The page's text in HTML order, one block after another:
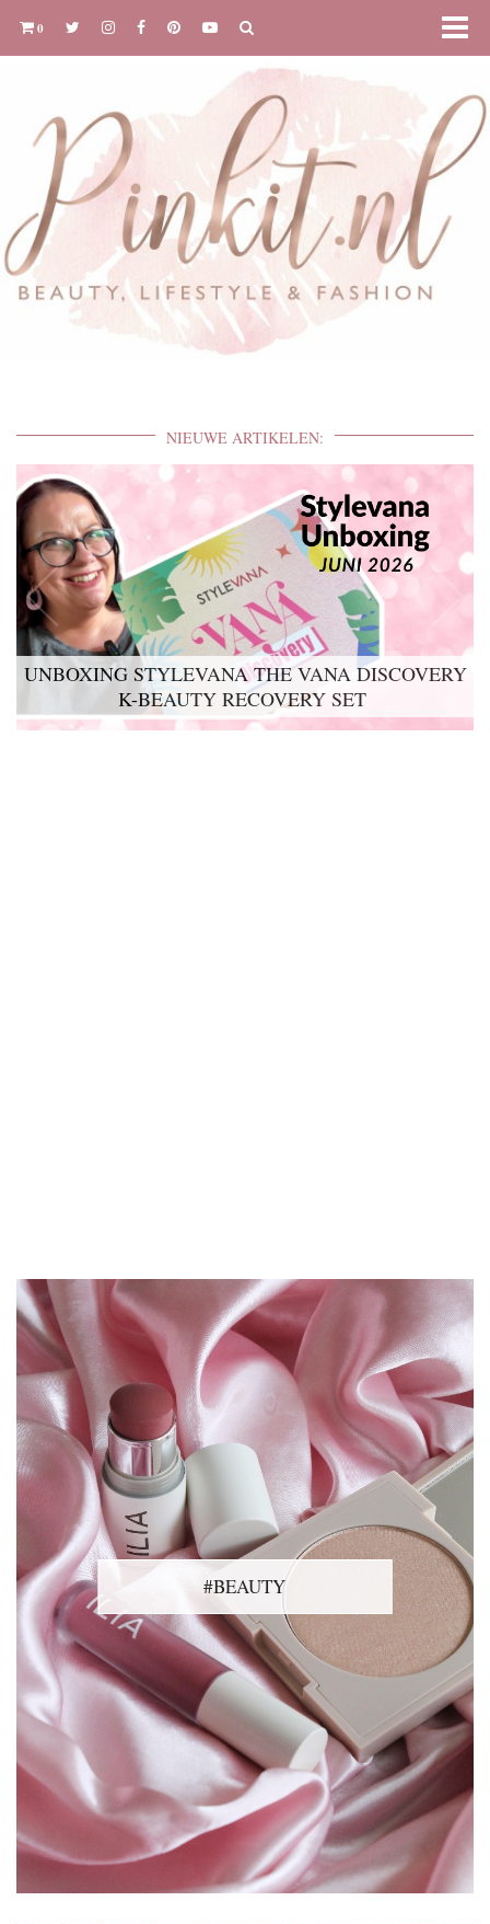
0
NIEUWE ARTIKELEN:
UNBOXING STYLEVANA THE VANA DISCOVERY
K-BEAUTY RECOVERY SET
#BEAUTY